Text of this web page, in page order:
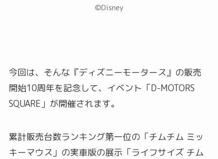
©Disney
今回は、そんな『ディズニーモータース』の販売
開始10周年を記念して、イベント「D-MOTORS
SQUARE」が開催されます。
累計販売台数ランキング第一位の「チムチム ミッ
キーマウス」の実車版の展示「ライフサイズ チム